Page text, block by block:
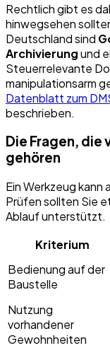
Rechtlich gibt es
hinwegsehen
Deutschland sind
Archivierungund
Steuerrelevante
manipulationsarm
Datenblatt zum
beschrieben.
Die Fragen, die
gehören
Ein Werkzeug
Prüfen sollten Sie
Ablauf unterstützt.
Kriterium
Bedienung auf der
Baustelle
Nutzung
vorhandener
Gewohnheiten